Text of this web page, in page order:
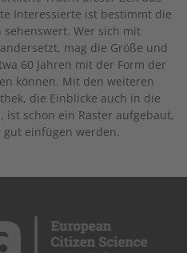
Interessierte ist bestimmt die
sehenswert. Wer sich mit
mag die Größe und
60 Jahren mit der Form der
können. Mit den weiteren
die Einblicke auch in die
ist schon ein Raster aufgebaut,
gut einfügen werden.